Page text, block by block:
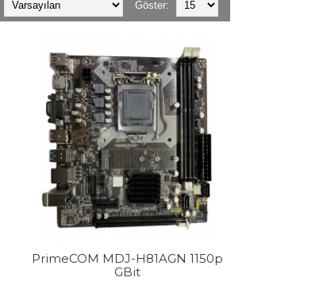
Göster:
PrimeCOM MDJ-H81AGN 1150p
GBit